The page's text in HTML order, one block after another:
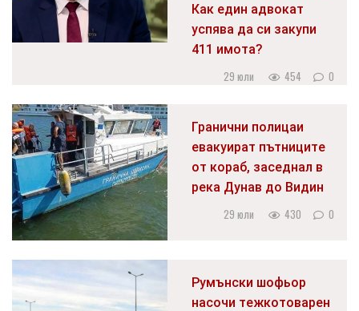
Как един адвокат
успява да си закупи
411 имота?
29 юли 454 0
Гранични полицаи
евакуират пътниците
от кораб, заседнал в
река Дунав до Видин
29 юли 430 0
Румънски шофьор
насочи тежкотоварен